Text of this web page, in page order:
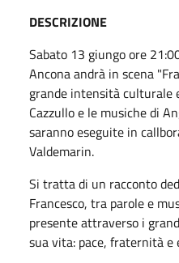
DESCRIZIONE
Sabato 13 giungo ore
Ancona andrà in scena
grande intensità culturale
Cazzullo e le musiche di
saranno eseguite in
Valdemarin.
Si tratta di un racconto
Francesco, tra parole e
presente attraverso i
sua vita: pace, fraternità